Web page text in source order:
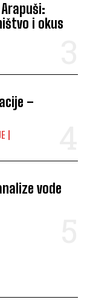
i okus
–
vode